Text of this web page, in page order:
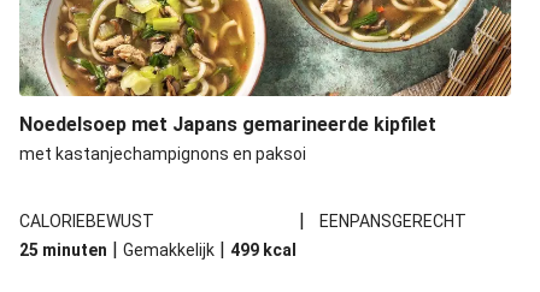
Noedelsoep met Japans gemarineerde kipfilet
met kastanjechampignons en paksoi
CALORIEBEWUST |
EENPANSGERECHT
25 minuten | Gemakkelijk | 499 kcal